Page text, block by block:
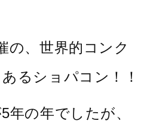
の、世界的コンク
るショパコン！！
年の年でしたが、